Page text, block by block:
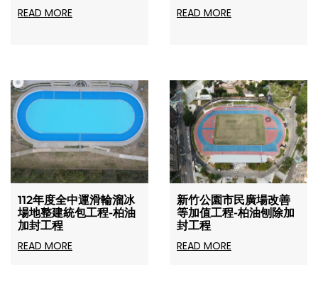
READ MORE READ MORE
112年度全中運滑輪溜冰
場地整建統包工程-柏油
加封工程
READ MORE
新竹公園市民廣場改善
等加值工程-柏油刨除加
封工程
READ MORE